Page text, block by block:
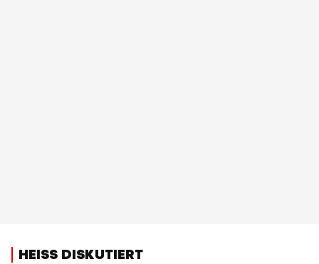
HEISS DISKUTIERT